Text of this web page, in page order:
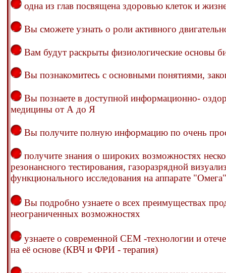
одна из глав посвящена здоровью клеток и
Вы сможете узнать о роли активного
Вам будут раскрыты физиологические основы
Вы познакомитесь с основными понятиями,
Вы познаете в доступной информационно-
медицины от А до Я
Вы получите полную информацию по очень
получите знания о широких возможностях
резонансного тестирования, газоразрядной
функционального исследования на аппарате
Вы подробно узнаете о всех преимуществах
неограниченных возможностях
узнаете о современной СЕМ -технологии и
на её основе (КВЧ и ФРИ - терапия)